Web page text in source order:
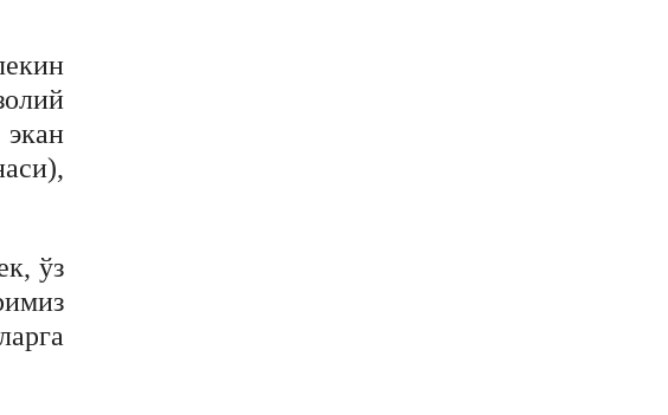
ўз